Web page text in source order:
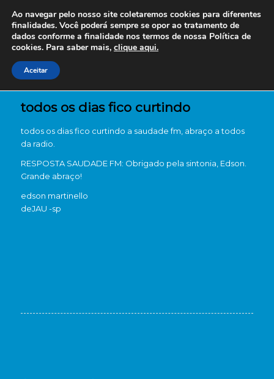
todos os dias fico curtindo
todos os dias fico curtindo a saudade fm, abraço a todos
da radio.
RESPOSTA SAUDADE FM: Obrigado pela sintonia, Edson.
Grande abraço!
edson martinello
deJAU -sp
Ao navegar pelo nosso site coletaremos cookies para diferentes
finalidades. Você poderá sempre se opor ao tratamento de
dados conforme a finalidade nos termos de nossa Política de
cookies. Para saber mais, clique aqui.
Aceitar